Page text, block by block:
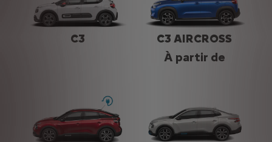
gamme
* Le meilleur de
C3 C3 AIRCROSS
À partir de